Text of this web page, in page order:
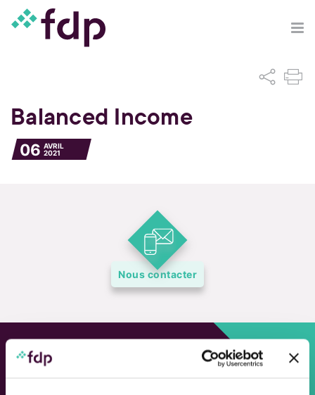
Balanced Income
06 AVRIL
2021
Nous contacter
Approche personnalisée,